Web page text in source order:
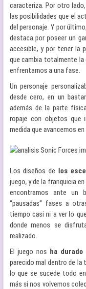
caracteriza. Por otro
las posibilidades que el
del personaje. Y por
destaca por poseer un
accesible, y por tener la
que cambia totalmente la
enfrentarnos a una fase.
Un personaje
desde cero, en un
además de la parte
ropaje con objetos que
medida que avancemos
Los diseños de los
juego, y de la franquicia
encontramos ante un
“pausadas” fases a
tiempo casi ni a ver lo
donde menos se
realizado.
El juego nos ha
parecido mal dentro de la
lo que se sucede todo
más si nos volvemos